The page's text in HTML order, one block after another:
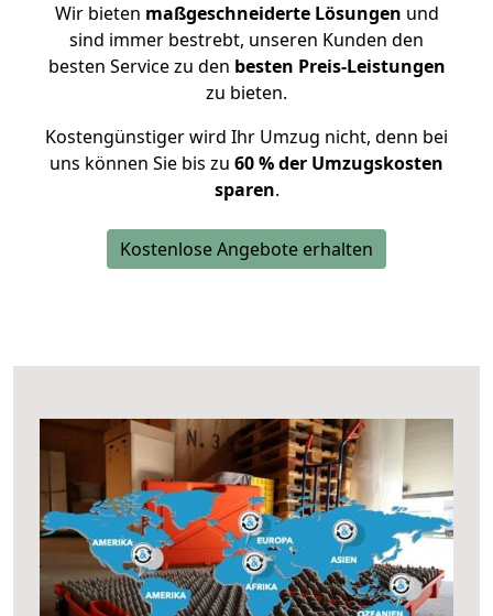
Wir bieten maßgeschneiderte Lösungen und
sind immer bestrebt, unseren Kunden den
besten Service zu den besten Preis-Leistungen
zu bieten.
Kostengünstiger wird Ihr Umzug nicht, denn bei
uns können Sie bis zu 60 % der Umzugskosten
sparen.
Kostenlose Angebote erhalten